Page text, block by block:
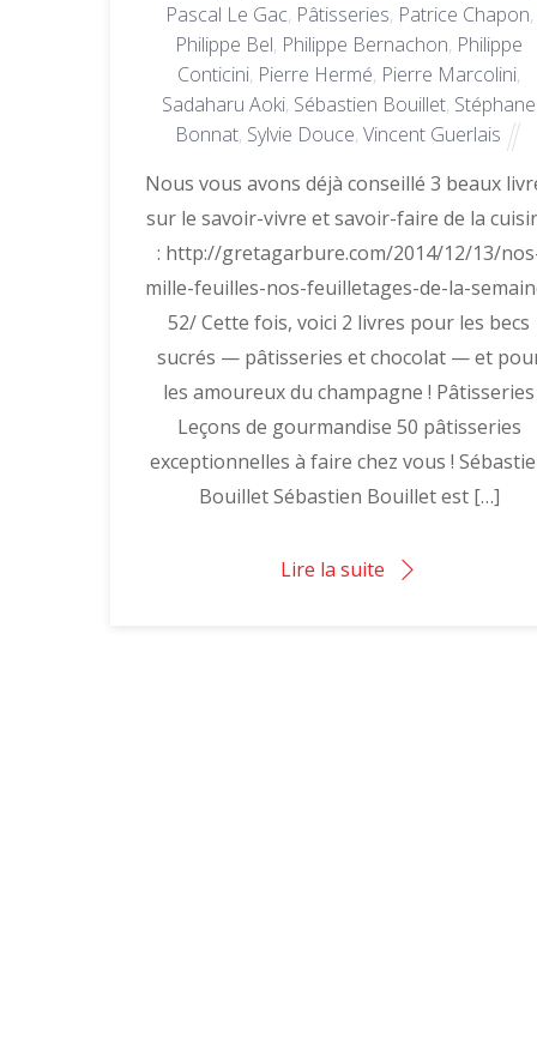
Pascal Le Gac, Pâtisseries, Patrice Chapon,
Philippe Bel, Philippe Bernachon, Philippe
Conticini, Pierre Hermé, Pierre Marcolini,
Sadaharu Aoki, Sébastien Bouillet, Stéphane
Bonnat, Sylvie Douce, Vincent Guerlais
Nous vous avons déjà conseillé 3 beaux
sur le savoir-vivre et savoir-faire de la
: http://gretagarbure.com/2014/12/13/
mille-feuilles-nos-feuilletages-de-la-
52/ Cette fois, voici 2 livres pour les becs
sucrés — pâtisseries et chocolat — et
les amoureux du champagne ! Pâtisseries
Leçons de gourmandise 50 pâtisseries
exceptionnelles à faire chez vous !
Bouillet Sébastien Bouillet est […]
Lire la suite